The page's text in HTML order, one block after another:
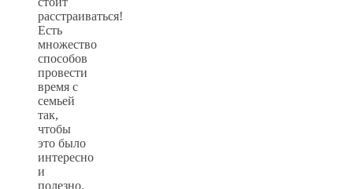
расстраиваться!
Есть
множество
способов
провести
время с
семьей
так,
чтобы
это было
интересно
и
полезно.